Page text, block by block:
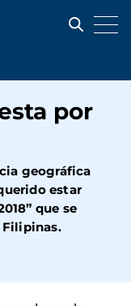
por
geográfica
estar
que se
Filipinas.